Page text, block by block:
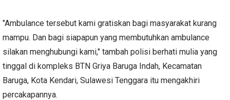
"Ambulance tersebut kami gratiskan bagi masyarakat kurang
mampu. Dan bagi siapapun yang membutuhkan ambulance
silakan menghubungi kami," tambah polisi berhati mulia yang
tinggal di kompleks BTN Griya Baruga Indah, Kecamatan
Baruga, Kota Kendari, Sulawesi Tenggara itu mengakhiri
percakapannya.